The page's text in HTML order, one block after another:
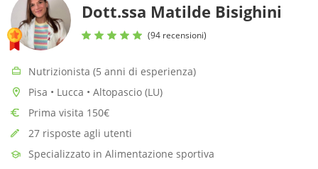
Dott.ssa Matilde Bisighini
(94 recensioni)
Nutrizionista (5 anni di esperienza)
Pisa • Lucca • Altopascio (LU)
Prima visita 150€
27 risposte agli utenti
Specializzato in Alimentazione sportiva